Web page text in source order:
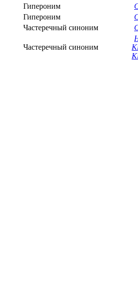
Гипероним
Гипероним
Частеречный синоним
Частеречный синоним